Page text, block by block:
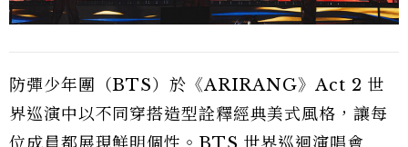
防彈少年團（BTS）於《ARIRANG》Act 2 世
界巡演中以不同穿搭造型詮釋經典美式風格，讓每